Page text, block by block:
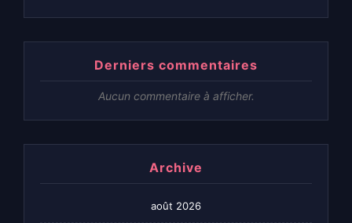
Derniers commentaires
Aucun commentaire à afficher.
Archive
août 2026